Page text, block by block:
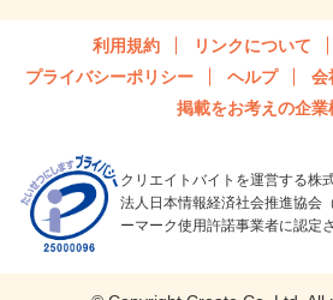
利用規約 リンクについて
プライバシーポリシー
ヘルプ 会
掲載をお考えの企業
クリエイトバイトを運営する株
法人日本情報経済社会推進協会
ーマーク使用許諾事業者に認定